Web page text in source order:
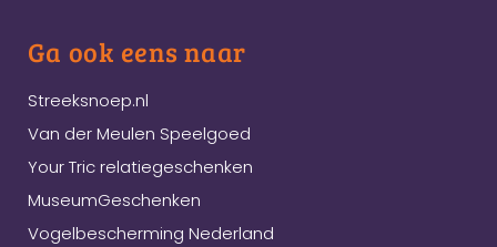
Ga ook eens naar
Streeksnoep.nl
Van der Meulen Speelgoed
Your Tric relatiegeschenken
MuseumGeschenken
Vogelbescherming Nederland